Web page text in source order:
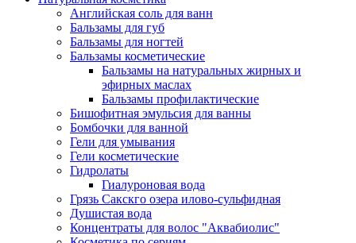
Английская соль для ванн
Бальзамы для губ
Бальзамы для ногтей
Бальзамы косметические
Бальзамы на натуральных жирных и
эфирных маслах
Бальзамы профилактические
Бишофитная эмульсия для ванны
Бомбочки для ванной
Гели для умывания
Гели косметические
Гидролаты
Гиалуроновая вода
Грязь Сакскго озера илово-сульфидная
Душистая вода
Концентраты для волос "Аквабиолис"